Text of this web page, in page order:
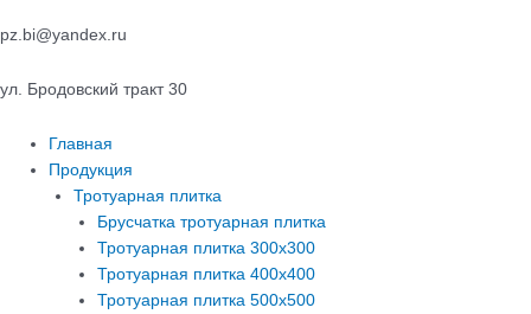
pz.bi@yandex.ru
ул. Бродовский тракт 30
Главная
Продукция
Тротуарная плитка
Брусчатка тротуарная плитка
Тротуарная плитка 300х300
Тротуарная плитка 400х400
Тротуарная плитка 500х500